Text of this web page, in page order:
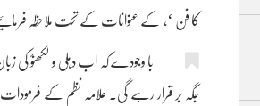
کا فن ‘، کے عنوانات کے تحت ملاحظہ
با وجودے کہ اب دہلی و لکھنؤ کی
جگہ بر قرار رہے گی۔ علامہ نظم کے